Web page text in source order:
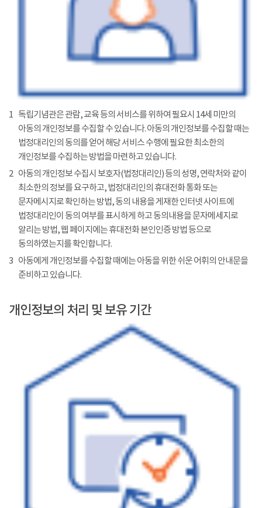
1 독립기념관은 관람, 교육 등의 서비스를 위하여 필요시 14세 미만의
아동의 개인정보를 수집할 수 있습니다. 아동의 개인정보를 수집할 때는
법정대리인의 동의를 얻어 해당 서비스 수행에 필요한 최소한의
개인정보를 수집하는 방법을 마련하고 있습니다.
2 아동의 개인정보 수집시 보호자(법정대리인) 등의 성명, 연락처와 같이
최소한의 정보를 요구하고, 법정대리인의 휴대전화 통화 또는
문자메시지로 확인하는 방법, 동의 내용을 게재한 인터넷 사이트에
법정대리인이 동의 여부를 표시하게 하고 동의내용을 문자메세지로
알리는 방법, 웹 페이지에는 휴대전화 본인인증 방법 등으로
동의하였는지를 확인합니다.
3 아동에게 개인정보를 수집할 때에는 아동을 위한 쉬운 어휘의 안내문을
준비하고 있습니다.
개인정보의 처리 및 보유 기간